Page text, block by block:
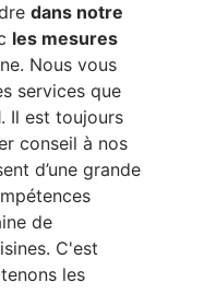
dans notre
les mesures
Nous vous
services que
Il est toujours
conseil à nos
d’une grande
de
C'est
les